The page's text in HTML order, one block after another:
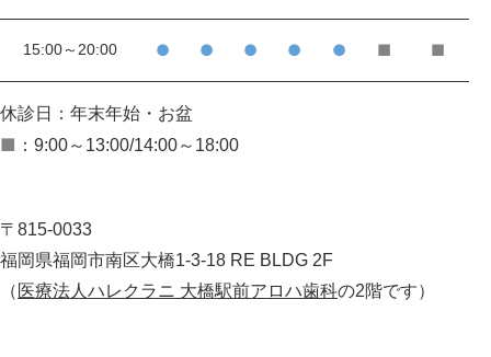
15:00～20:00 ● ● ● ● ● ■ ■
休診日：年末年始・お盆
■ ：9:00～13:00/14:00～18:00
〒815-0033
福岡県福岡市南区大橋1-3-18 RE BLDG 2F
（ 医療法人ハレクラニ 大橋駅前アロハ歯科の2階です）